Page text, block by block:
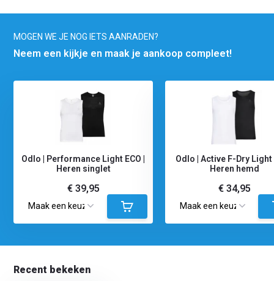
MOGEN WE JE NOG IETS AANRADEN?
Neem een kijkje en maak je aankoop compleet!
Odlo | Performance Light ECO |
Heren singlet
€ 39,95
Odlo | Active F-Dry Light
Heren hemd
€ 34,95
Recent bekeken